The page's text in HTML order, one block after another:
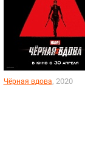
Чёрная вдова, 2020